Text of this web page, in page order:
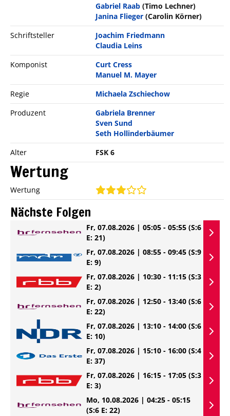
Gabriel Raab (Timo Lechner)
Janina Flieger (Carolin Körner)
Schriftsteller
Joachim Friedmann
Claudia Leins
Komponist
Curt Cress
Manuel M. Mayer
Regie
Michaela Zschiechow
Produzent
Gabriela Brenner
Sven Sund
Seth Hollinderbäumer
Alter
FSK 6
Wertung
Wertung
Nächste Folgen
Fr, 07.08.2026 | 05:05 - 05:55 (S:6
E: 21)
Fr, 07.08.2026 | 08:55 - 09:45 (S:9
E: 9)
Fr, 07.08.2026 | 10:30 - 11:15 (S:3
E: 2)
Fr, 07.08.2026 | 12:50 - 13:40 (S:6
E: 22)
Fr, 07.08.2026 | 13:10 - 14:00 (S:6
E: 10)
Fr, 07.08.2026 | 15:10 - 16:00 (S:4
E: 37)
Fr, 07.08.2026 | 16:15 - 17:05 (S:3
E: 3)
Mo, 10.08.2026 | 04:25 - 05:15
(S:6 E: 22)